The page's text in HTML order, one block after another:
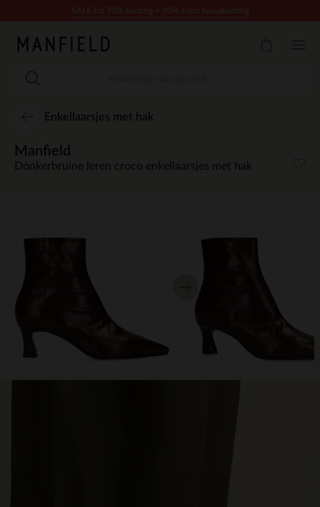
Enkellaarsjes met hak
Manfield
Donkerbruine leren croco enkellaarsjes met hak